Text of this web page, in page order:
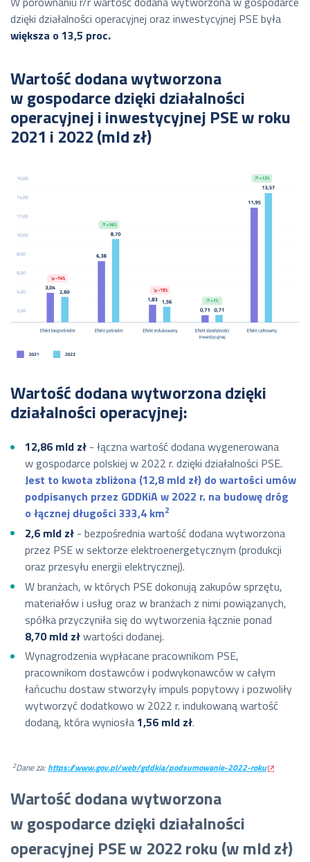
dzięki działalności operacyjnej oraz inwestycyjnej PSE była
większa o 13,5 proc.
Wartość dodana wytworzona
w gospodarce dzięki działalności
operacyjnej i inwestycyjnej PSE w roku
2021 i 2022 (mld zł)
Wartość dodana wytworzona dzięki
działalności operacyjnej:
12,86 mld zł- łączna wartość dodana wygenerowana
w gospodarce polskiej w 2022 r. dzięki działalności PSE.
Jest to kwota zbliżona (12,8 mld zł) do wartości umów
podpisanych przez GDDKiA w 2022 r. na budowę dróg
o łącznej długości 333,4 km2
2,6 mld zł- bezpośrednia wartość dodana wytworzona
przez PSE w sektorze elektroenergetycznym (produkcji
oraz przesyłu energii elektrycznej).
W branżach, w których PSE dokonują zakupów sprzętu,
materiałów i usług oraz w branżach z nimi powiązanych,
spółka przyczyniła się do wytworzenia łącznie ponad
8,70 mld złwartości dodanej.
Wynagrodzenia wypłacane pracownikom PSE,
pracownikom dostawców i podwykonawców w całym
łańcuchu dostaw stworzyły impuls popytowy i pozwoliły
wytworzyć dodatkowo w 2022 r. indukowaną wartość
dodaną, która wyniosła1,56 mld zł.
2Dane za:https://www.gov.pl/web/gddkia/podsumowanie-2022-roku
Wartość dodana wytworzona
w gospodarce dzięki działalności
operacyjnej PSE w 2022 roku (w mld zł)